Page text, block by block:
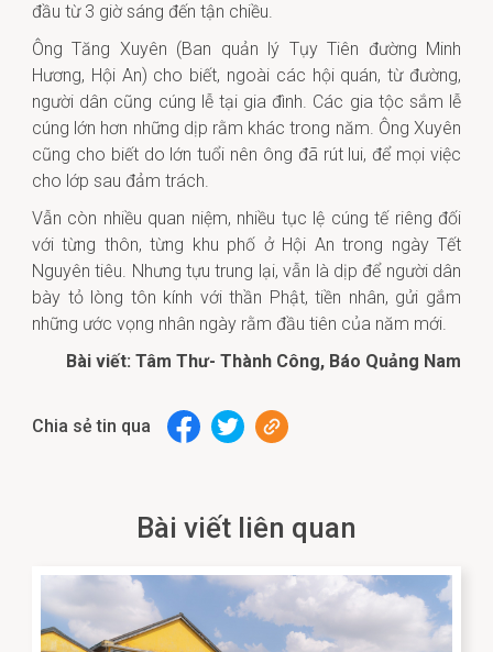
đầu từ 3 giờ sáng đến tận chiều.
Ông Tăng Xuyên (Ban quản lý Tụy Tiên đường Minh
Hương, Hội An) cho biết, ngoài các hội quán, từ đường,
người dân cũng cúng lễ tại gia đình. Các gia tộc sắm lễ
cúng lớn hơn những dịp rằm khác trong năm. Ông Xuyên
cũng cho biết do lớn tuổi nên ông đã rút lui, để mọi việc
cho lớp sau đảm trách.
Vẫn còn nhiều quan niệm, nhiều tục lệ cúng tế riêng đối
với từng thôn, từng khu phố ở Hội An trong ngày Tết
Nguyên tiêu. Nhưng tựu trung lại, vẫn là dịp để người dân
bày tỏ lòng tôn kính với thần Phật, tiền nhân, gửi gắm
những ước vọng nhân ngày rằm đầu tiên của năm mới.
Bài viết: Tâm Thư- Thành Công, Báo Quảng Nam
Chia sẻ tin qua
Bài viết liên quan